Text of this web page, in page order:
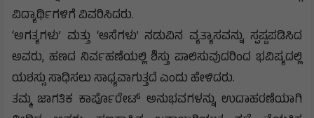
ವಿದ್ಯಾರ್ಥಿಗಳಿಗೆ ವಿವರಿಸಿದರು.
‘ಅಗತ್ಯಗಳು’ ಮತ್ತು ‘ಆಸೆಗಳು’ ನಡುವಿನ ವ್ಯತ್ಯಾಸವನ್ನು ಸ್ಪಷ್ಟಪಡಿಸಿದ
ಅವರು, ಹಣದ ನಿರ್ವಹಣೆಯಲ್ಲಿ ಶಿಸ್ತು ಪಾಲಿಸುವುದರಿಂದ ಭವಿಷ್ಯದಲ್ಲಿ
ಯಶಸ್ಸು ಸಾಧಿಸಲು ಸಾಧ್ಯವಾಗುತ್ತದೆ ಎಂದು ಹೇಳಿದರು.
ತಮ್ಮ ಜಾಗತಿಕ ಕಾರ್ಪೊರೇಟ್ ಅನುಭವಗಳನ್ನು ಉದಾಹರಣೆಯಾಗಿ